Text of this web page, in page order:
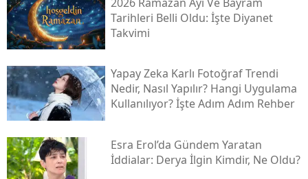
Tarihleri Belli Oldu: İşte Diyanet
Takvimi
Yapay Zeka Karlı Fotoğraf Trendi
Nedir, Nasıl Yapılır? Hangi Uygulama
Kullanılıyor? İşte Adım Adım Rehber
Esra Erol’da Gündem Yaratan
İddialar: Derya İlgin Kimdir, Ne Oldu?